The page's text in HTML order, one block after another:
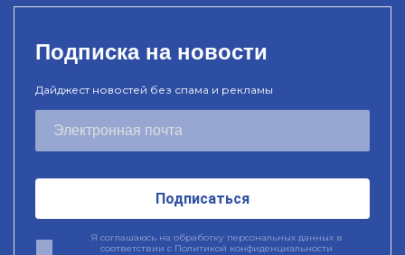
Подписка на новости
Дайджест новостей без спама и рекламы
Подписаться
Я соглашаюсь на обработку персональных данных в
соответствии с Политикой конфиденциальности